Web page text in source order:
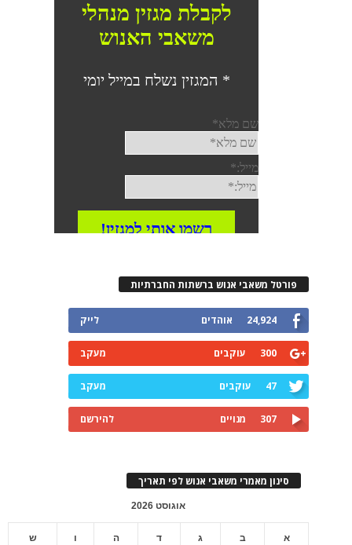
פורטל משאבי אנוש ברשתות החברתיות
24,924 אוהדים לייק
300 עוקבים מעקב
47 עוקבים מעקב
307 מנויים להירשם
סינון מאמרי משאבי אנוש לפי תאריך
אוגוסט 2026
א ב ג ד ה ו ש